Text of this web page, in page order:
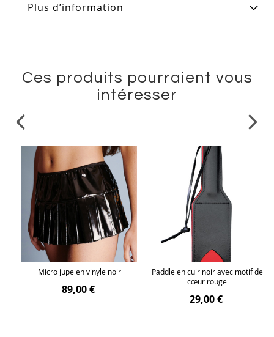
Plus d’information
Ces produits pourraient vous
intéresser
Micro jupe en vinyle noir
89,00 €
Paddle en cuir noir avec motif de
cœur rouge
29,00 €